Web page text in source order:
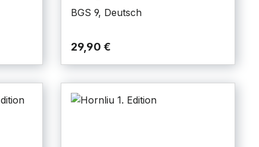
BGS 9, Deutsch
29,90 €